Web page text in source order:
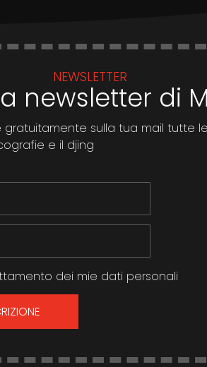
NEWSLETTER
newsletter di
gratuitamente sulla tua mail tutte
e il djing
dei mie dati personali